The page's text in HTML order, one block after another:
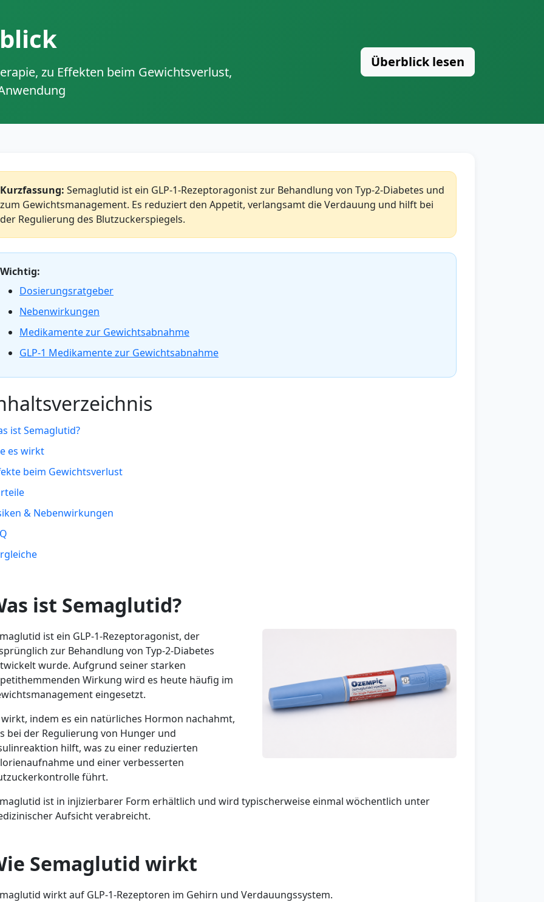
zu Effekten beim Gewichtsverlust,
Überblick lesen
Kurzfassung: Semaglutid ist ein GLP-1-Rezeptoragonist zur Behandlung von Typ-2-Diabetes und
zum Gewichtsmanagement. Es reduziert den Appetit, verlangsamt die Verdauung und hilft bei
der Regulierung des Blutzuckerspiegels.
Wichtig:
Dosierungsratgeber
Nebenwirkungen
Medikamente zur Gewichtsabnahme
GLP-1 Medikamente zur Gewichtsabnahme
ist Semaglutid?
es wirkt
beim Gewichtsverlust
& Nebenwirkungen
ist Semaglutid?
ist ein GLP-1-Rezeptoragonist, der
zur Behandlung von Typ-2-Diabetes
wurde. Aufgrund seiner starken
Wirkung wird es heute häufig im
eingesetzt.
wirkt, indem es ein natürliches Hormon nachahmt,
bei der Regulierung von Hunger und
hilft, was zu einer reduzierten
und einer verbesserten
führt.
ist in injizierbarer Form erhältlich und wird typischerweise einmal wöchentlich unter
Aufsicht verabreicht.
Semaglutid wirkt
wirkt auf GLP-1-Rezeptoren im Gehirn und Verdauungssystem.